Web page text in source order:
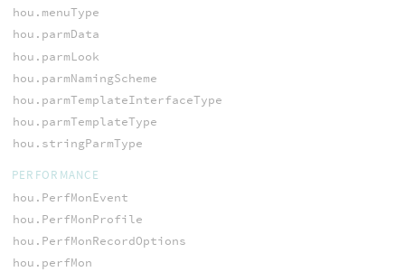
hou.menuType
hou.parmData
hou.parmLook
hou.parmNamingScheme
hou.parmTemplateInterfaceType
hou.parmTemplateType
hou.stringParmType
PERFORMANCE
hou.PerfMonEvent
hou.PerfMonProfile
hou.PerfMonRecordOptions
hou.perfMon